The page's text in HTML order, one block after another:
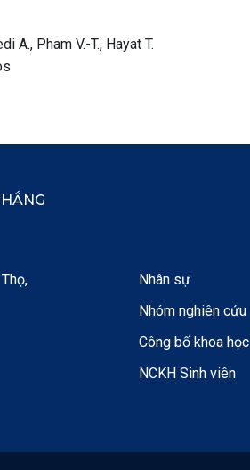
A., Pham V.-T., Hayat T.
Nhân sự
Nhóm nghiên cứu
Công bố khoa học
NCKH Sinh viên